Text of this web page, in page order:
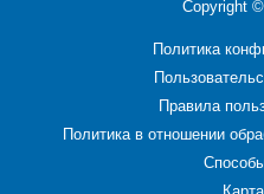
Copyright ©
Политика
Правила
Политика в отношении